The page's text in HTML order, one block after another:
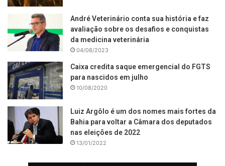
André Veterinário conta sua história e faz
avaliação sobre os desafios e conquistas
da medicina veterinária
04/08/2023
Caixa credita saque emergencial do FGTS
para nascidos em julho
10/08/2020
Luiz Argôlo é um dos nomes mais fortes da
Bahia para voltar a Câmara dos deputados
nas eleições de 2022
13/01/2022